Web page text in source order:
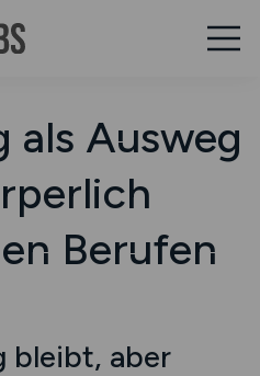
als Ausweg
Berufen
bleibt, aber